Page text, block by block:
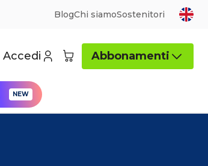
BlogChi siamoSostenitori
Accedi Abbonamenti